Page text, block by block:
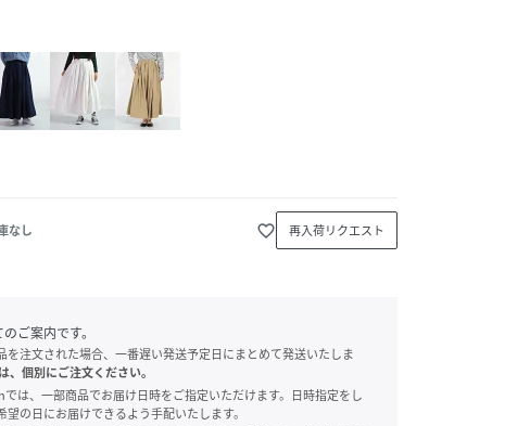
なし favorite_border 再入荷リクエスト
ご案内です。
注文された場合、一番遅い発送予定日にまとめて発送いたしま
、個別にご注文ください。
は、一部商品でお届け日時をご指定いただけます。日時指定をし
望の日にお届けできるよう手配いたします。